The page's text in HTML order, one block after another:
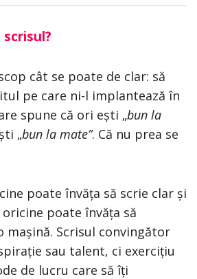
cât se poate de clar: să
pe care ni-l implantează în
spune că ori ești „bun la
„bun la mate”. Că nu prea se
poate învăța să scrie clar și
poate învăța să
mașină. Scrisul convingător
sau talent, ci exercițiu
de lucru care să îți